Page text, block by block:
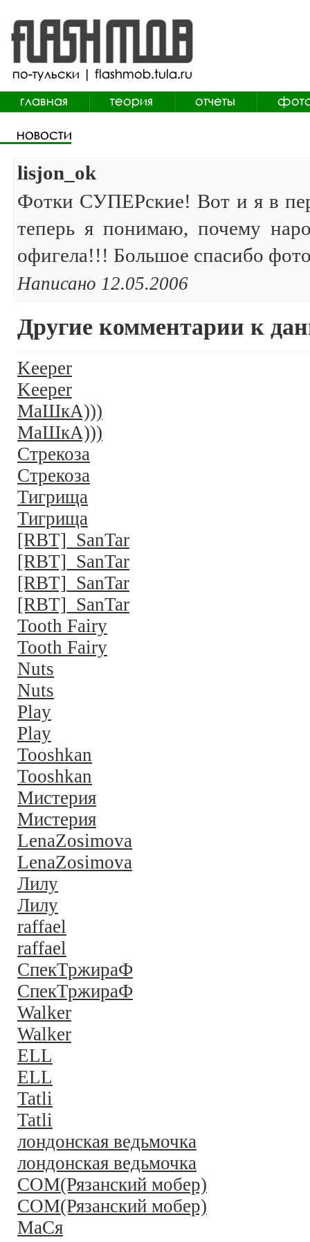
lisjon_ok
Фотки СУПЕРские! Вот и я в
теперь я понимаю, почему
офигела!!! Большое спасибо
Написано 12.05.2006
Другие комментарии к
Keeper
Keeper
МаШкА)))
МаШкА)))
Стрекоза
Стрекоза
Тигрища
Тигрища
[RBT]_SanTar
[RBT]_SanTar
[RBT]_SanTar
[RBT]_SanTar
Tooth Fairy
Tooth Fairy
Nuts
Nuts
Play
Play
Tooshkan
Tooshkan
Мистерия
Мистерия
LenaZosimova
LenaZosimova
Лилу
Лилу
raffael
raffael
СпекТржираФ
СпекТржираФ
Walker
Walker
ELL
ELL
Tatli
Tatli
лондонская ведьмочка
лондонская ведьмочка
COM(Рязанский мобер)
COM(Рязанский мобер)
MaСя